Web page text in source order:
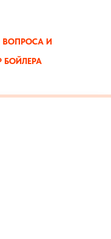
ВОПРОСА И
БОЙЛЕРА